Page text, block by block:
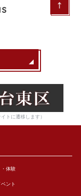
イトに遷移します）
・体験
ント